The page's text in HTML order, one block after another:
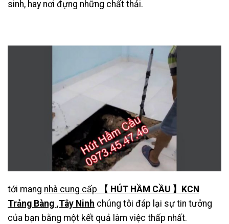
sinh, hay nơi đựng những chất thải.
tới mang nhà cung cấp 【 HÚT HẦM CẦU 】KCN
Trảng Bàng ,Tây Ninh chúng tôi đáp lại sự tin tưởng
của bạn bằng một kết quả làm việc thấp nhất.